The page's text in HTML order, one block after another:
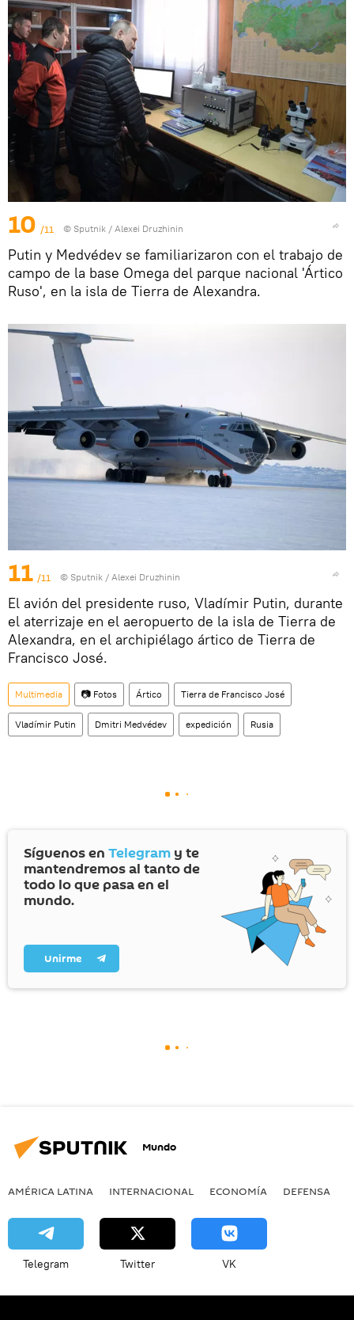
10 /11 © Sputnik / Alexei Druzhinin
Putin y Medvédev se familiarizaron con el trabajo de
campo de la base Omega del parque nacional 'Ártico
Ruso', en la isla de Tierra de Alexandra.
11 /11 © Sputnik / Alexei Druzhinin
El avión del presidente ruso, Vladímir Putin, durante
el aterrizaje en el aeropuerto de la isla de Tierra de
Alexandra, en el archipiélago ártico de Tierra de
Francisco José.
Multimedia 📷 Fotos Ártico Tierra de Francisco José
Vladímir Putin Dmitri Medvédev expedición Rusia
Síguenos en Telegram y te
mantendremos al tanto de
todo lo que pasa en el
mundo.
Unirme
Mundo
AMÉRICA LATINA INTERNACIONAL ECONOMÍA DEFENSA
Telegram Twitter VK